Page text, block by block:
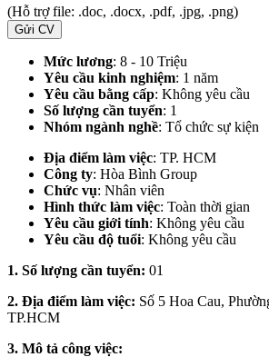
(Hỗ trợ file: .doc, .docx, .pdf, .jpg, .png)
Gửi CV
Mức lương: 8 - 10 Triệu
Yêu cầu kinh nghiệm: 1 năm
Yêu cầu bằng cấp: Không yêu cầu
Số lượng cần tuyển: 1
Nhóm ngành nghề: Tổ chức sự kiện
Địa điểm làm việc: TP. HCM
Công ty: Hòa Bình Group
Chức vụ: Nhân viên
Hình thức làm việc: Toàn thời gian
Yêu cầu giới tính: Không yêu cầu
Yêu cầu độ tuổi: Không yêu cầu
1. Số lượng cần tuyển: 01
2. Địa điểm làm việc: Số 5 Hoa Cau,
TP.HCM
3. Mô tả công việc: